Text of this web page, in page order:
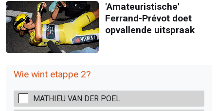
'Amateuristische'
Ferrand-Prévot doet
opvallende uitspraak
Wie wint etappe 2?
MATHIEU VAN DER POEL